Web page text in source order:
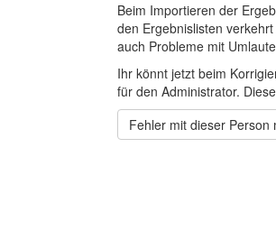
Beim Importieren der
den Ergebnislisten
auch Probleme mit
Ihr könnt jetzt beim
für den Administrator.
Fehler mit dieser Person